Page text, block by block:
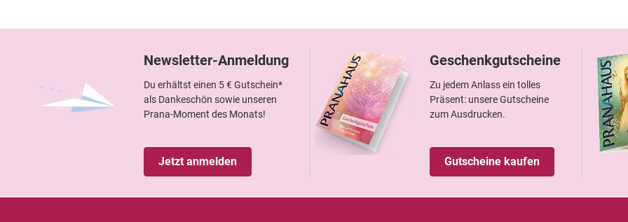
Newsletter-Anmeldung
Du erhältst einen 5 € Gutschein*
als Dankeschön sowie unseren
Prana-Moment des Monats!
Jetzt anmelden
Geschenkgutscheine
Zu jedem Anlass ein tolles
Präsent: unsere Gutscheine
zum Ausdrucken.
Gutscheine kaufen